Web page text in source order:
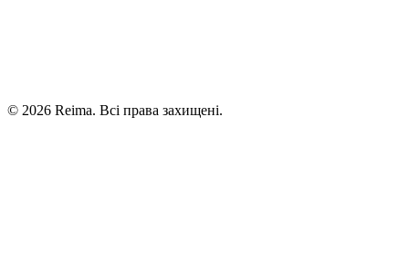
© 2026 Reima. Всі права захищені.